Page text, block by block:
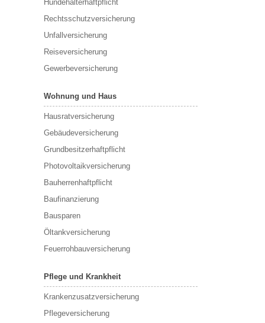
Hundehalterhaftpflicht
Rechtsschutzversicherung
Unfallversicherung
Reiseversicherung
Gewerbeversicherung
Wohnung und Haus
Hausratversicherung
Gebäudeversicherung
Grundbesitzerhaftpflicht
Photovoltaikversicherung
Bauherrenhaftpflicht
Baufinanzierung
Bausparen
Öltankversicherung
Feuerrohbauversicherung
Pflege und Krankheit
Krankenzusatzversicherung
Pflegeversicherung